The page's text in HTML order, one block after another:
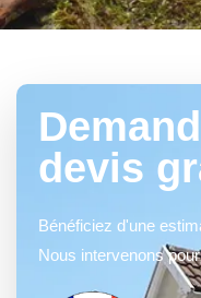
devis
Bénéficiez d'une
Nous intervenons